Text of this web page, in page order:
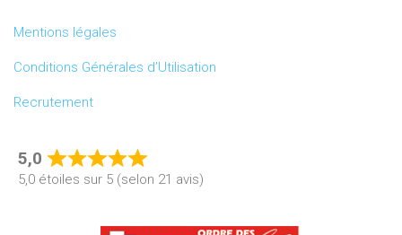
Mentions légales
Conditions Générales d’Utilisation
Recrutement
5,0
Rated
5,0 étoiles sur 5 (selon 21 avis)